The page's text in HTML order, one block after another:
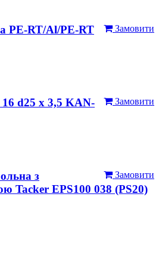
Замовити
PE-RT/Al/PE-RT
Замовити
d25 х 3,5 KAN-
Замовити
з
Tacker EPS100 038 (PS20)